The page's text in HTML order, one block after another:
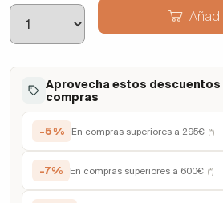
Aprovecha estos descuentos
compras
-5% En compras superiores a 295€ (*)
-7% En compras superiores a 600€ (*)